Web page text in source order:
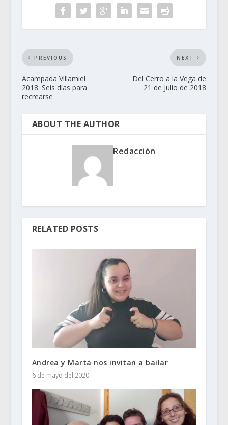
PREVIOUS
Acampada Villamiel
2018: Seis días para
recrearse
NEXT
Del Cerro a la Vega de
21 de Julio de 2018
ABOUT THE AUTHOR
Redacción
RELATED POSTS
Andrea y Marta nos invitan a bailar
6 de mayo del 2020